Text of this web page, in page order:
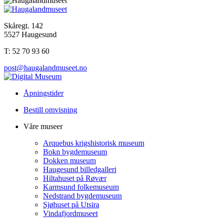
Skåregt. 142
5527 Haugesund
T: 52 70 93 60
post@haugalandmuseet.no
Åpningstider
Bestill omvisning
Våre museer
Arquebus krigshistorisk museum
Bokn bygdemuseum
Dokken museum
Haugesund billedgalleri
Hiltahuset på Røvær
Karmsund folkemuseum
Nedstrand bygdemuseum
Sjøhuset på Utsira
Vindafjordmuseet